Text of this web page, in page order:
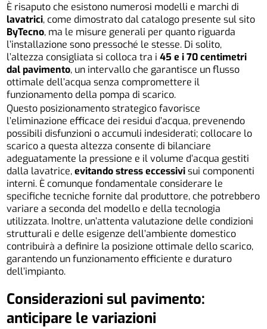
È risaputo che esistono numerosi modelli e marchi di
lavatrici, come dimostrato dal catalogo presente sul sito
ByTecno, ma le misure generali per quanto riguarda
l’installazione sono pressoché le stesse. Di solito,
l’altezza consigliata si colloca tra i45 e i 70 centimetri
dal pavimento, un intervallo che garantisce un flusso
ottimale dell’acqua senza compromettere il
funzionamento della pompa di scarico.
Questo posizionamento strategico favorisce
l’eliminazione efficace dei residui d’acqua, prevenendo
possibili disfunzioni o accumuli indesiderati; collocare lo
scarico a questa altezza consente di bilanciare
adeguatamente la pressione e il volume d’acqua gestiti
dalla lavatrice,evitando stress eccessivisui componenti
interni. È comunque fondamentale considerare le
specifiche tecniche fornite dal produttore, che potrebbero
variare a seconda del modello e della tecnologia
utilizzata. Inoltre, un’attenta valutazione delle condizioni
strutturali e delle esigenze dell’ambiente domestico
contribuirà a definire la posizione ottimale dello scarico,
garantendo un funzionamento efficiente e duraturo
dell’impianto.
Considerazioni sul pavimento:
anticipare le variazioni